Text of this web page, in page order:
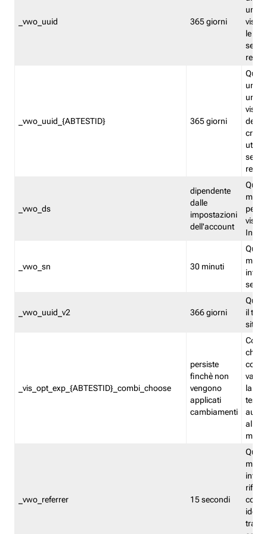
_vwo_uuid 365 giorni
le
_vwo_uuid_{ABTESTID} 365 giorni
un
del
_vwo_ds
dipendente
dalle
impostazioni
dell'account
_vwo_sn 30 minuti
_vwo_uuid_v2 366 giorni
il
sito
_vis_opt_exp_{ABTESTID}_combi_choose
persiste
finchè non
vengono
applicati
cambiamenti
che
la
test.
_vwo_referrer 15 secondi